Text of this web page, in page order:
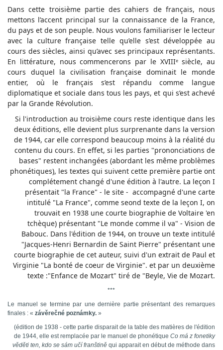
Dans cette troisième partie des cahiers de français, nous
mettons l’accent principal sur la connaissance de la France,
du pays et de son peuple. Nous voulons familiariser le lecteur
avec la culture française telle qu’elle s’est développée au
cours des siècles, ainsi qu’avec ses principaux représentants.
En littérature, nous commencerons par le XVIIIᵉ siècle, au
cours duquel la civilisation française dominait le monde
entier, où le français s’est répandu comme langue
diplomatique et sociale dans tous les pays, et qui s’est achevé
par la Grande Révolution.
Si l'introduction au troisième cours reste identique dans les
deux éditions, elle devient plus surprenante dans la version
de 1944, car elle correspond beaucoup moins à la réalité du
contenu du cours. En effet, si les parties "prononciations de
bases" restent inchangées (abordant les même problèmes
phonétiques), les textes qui suivent cette première partie ont
complétement changé d'une édition à l'autre. La leçon I
présentait "la France" - le site - accompagné d'une carte
intitulé "La France", comme seond texte de la leçon I, on
trouvait en 1938 une courte biographie de Voltaire 'en
tchèque) présentant "Le monde comme il va" - Vision de
Babouc. Dans l'édition de 1944, on trouve un texte intitulé
"Jacques-Henri Bernardin de Saint Pierre" présentant une
courte biographie de cet auteur, suivi d'un extrait de Paul et
Virginie "La bonté de coeur de Virginie". et par un deuxième
texte :"Enfance de Mozart" tiré de "Beyle, Vie de Mozart.
***
Le manuel se termine par une dernière partie présentant des remarques
finales : « závěrečné poznámky. »
(édition de 1938 - cette partie disparait de la table des matières de l'édition
de 1944, elle est remplacée par le manuel de phonétique Co má z fonetiky
věděti ten, kdo se sám učí franštině qui apparait en début de méthode dans